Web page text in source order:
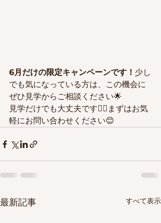
6月だけの限定キャンペーンです！ 少し
でも気になっている方は、この機会に
ぜひ見学からご相談ください🌟
見学だけでも大丈夫です🙆‍♀️まずはお気
軽にお問い合わせください😊
最新記事 すべて表示